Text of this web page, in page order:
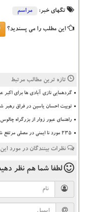
تگهای خبر: مراسم
این مطلب را می پسندید؟
تازه ترین مطالب مرتبط
گردهمایی نازی آبادی ها برای
توییت احسان یاسین در فراق رهبر
راهنمای عبور زوار از بزرگراه
235 مورد نا ایمنی در مصلی مرتفع شد
نظرات بینندگان در مورد
لطفا شما هم نظر